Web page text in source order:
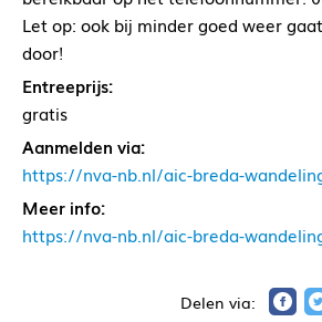
Let op: ook bij minder goed weer
door!
Entreeprijs:
gratis
Aanmelden via:
https://nva-nb.nl/aic-breda-
Meer info:
https://nva-nb.nl/aic-breda-